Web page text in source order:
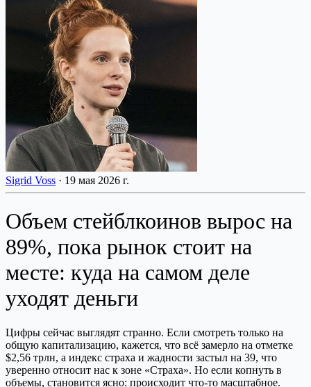
Sigrid Voss · 19 мая 2026 г.
Объем стейблкоинов вырос на
89%, пока рынок стоит на
месте: куда на самом деле
уходят деньги
Цифры сейчас выглядят странно. Если смотреть только на
общую капитализацию, кажется, что всё замерло на отметке
$2,56 трлн, а индекс страха и жадности застыл на 39, что
уверенно относит нас к зоне «Страха». Но если копнуть в
объемы, становится ясно: происходит что-то масштабное.